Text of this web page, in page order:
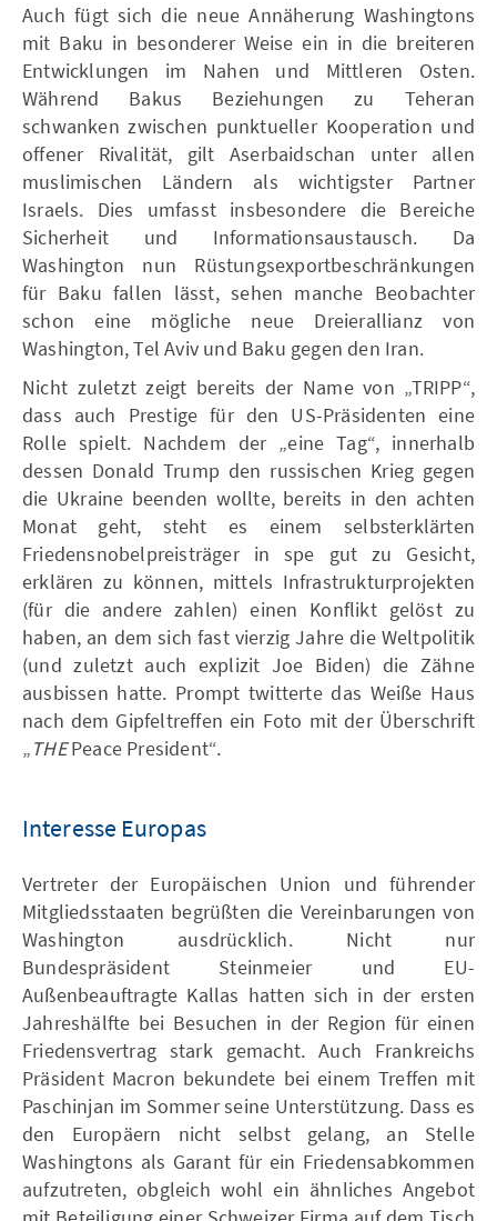
Auch fügt sich die neue Annäherung Washingtons
mit Baku in besonderer Weise ein in die breiteren
Entwicklungen im Nahen und Mittleren Osten.
Während Bakus Beziehungen zu Teheran
schwanken zwischen punktueller Kooperation und
offener Rivalität, gilt Aserbaidschan unter allen
muslimischen Ländern als wichtigster Partner
Israels. Dies umfasst insbesondere die Bereiche
Sicherheit und Informationsaustausch. Da
Washington nun Rüstungsexportbeschränkungen
für Baku fallen lässt, sehen manche Beobachter
schon eine mögliche neue Dreierallianz von
Washington, Tel Aviv und Baku gegen den Iran.
Nicht zuletzt zeigt bereits der Name von „TRIPP“,
dass auch Prestige für den US-Präsidenten eine
Rolle spielt. Nachdem der „eine Tag“, innerhalb
dessen Donald Trump den russischen Krieg gegen
die Ukraine beenden wollte, bereits in den achten
Monat geht, steht es einem selbsterklärten
Friedensnobelpreisträger in spe gut zu Gesicht,
erklären zu können, mittels Infrastrukturprojekten
(für die andere zahlen) einen Konflikt gelöst zu
haben, an dem sich fast vierzig Jahre die Weltpolitik
(und zuletzt auch explizit Joe Biden) die Zähne
ausbissen hatte. Prompt twitterte das Weiße Haus
nach dem Gipfeltreffen ein Foto mit der Überschrift
„THEPeace President“.
Interesse Europas
Vertreter der Europäischen Union und führender
Mitgliedsstaaten begrüßten die Vereinbarungen von
Washington ausdrücklich. Nicht nur
Bundespräsident Steinmeier und EU-
Außenbeauftragte Kallas hatten sich in der ersten
Jahreshälfte bei Besuchen in der Region für einen
Friedensvertrag stark gemacht. Auch Frankreichs
Präsident Macron bekundete bei einem Treffen mit
Paschinjan im Sommer seine Unterstützung. Dass es
den Europäern nicht selbst gelang, an Stelle
Washingtons als Garant für ein Friedensabkommen
aufzutreten, obgleich wohl ein ähnliches Angebot